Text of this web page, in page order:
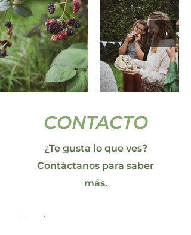
CONTACTO
​¿Te gusta lo que ves?
Contáctanos para saber
más.
Nombre